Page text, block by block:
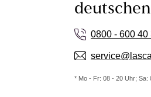
0800 - 600 40
* Mo - Fr: 08 - 20 Uhr; Sa: